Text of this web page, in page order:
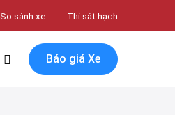
So sánh xe Thi sát hạch
Báo giá Xe